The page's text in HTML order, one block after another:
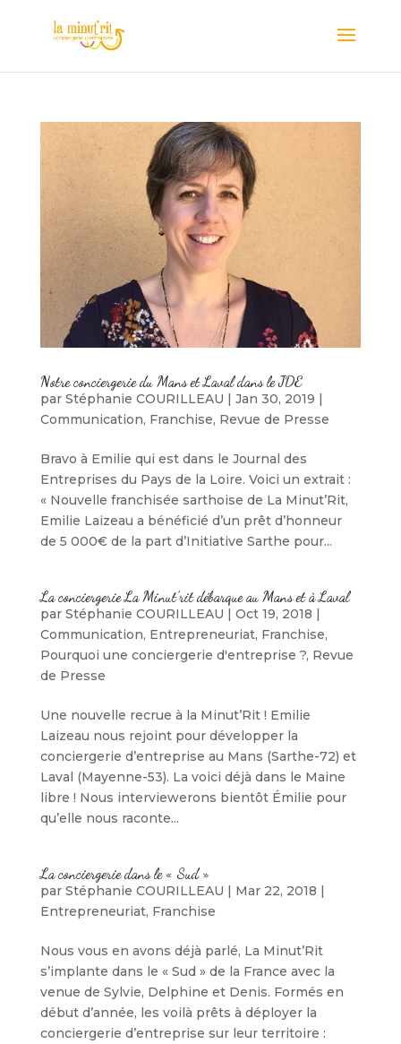
Notre conciergerie du Mans et Laval dans le JDE
par Stéphanie COURILLEAU | Jan 30, 2019 |
Communication, Franchise, Revue de Presse
Bravo à Emilie qui est dans le Journal des
Entreprises du Pays de la Loire. Voici un extrait :
« Nouvelle franchisée sarthoise de La Minut’Rit,
Emilie Laizeau a bénéficié d’un prêt d’honneur
de 5 000€ de la part d’Initiative Sarthe pour...
La conciergerie La Minut’rit débarque au Mans et à Laval
par Stéphanie COURILLEAU | Oct 19, 2018 |
Communication, Entrepreneuriat, Franchise,
Pourquoi une conciergerie d'entreprise ?, Revue
de Presse
Une nouvelle recrue à la Minut’Rit ! Emilie
Laizeau nous rejoint pour développer la
conciergerie d’entreprise au Mans (Sarthe-72) et
Laval (Mayenne-53). La voici déjà dans le Maine
libre ! Nous interviewerons bientôt Émilie pour
qu’elle nous raconte...
La conciergerie dans le « Sud »
par Stéphanie COURILLEAU | Mar 22, 2018 |
Entrepreneuriat, Franchise
Nous vous en avons déjà parlé, La Minut’Rit
s’implante dans le « Sud » de la France avec la
venue de Sylvie, Delphine et Denis. Formés en
début d’année, les voilà prêts à déployer la
conciergerie d’entreprise sur leur territoire :